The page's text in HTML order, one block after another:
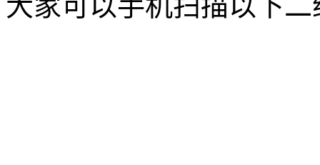
大家可以手机扫描以下